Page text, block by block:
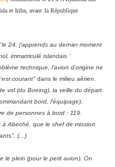
et Iriba, avant la République
le 24, j'apprends au dernier moment
immatriculé islandais '
technique, l'avion d'origine ne
courant" dans le milieu aérien.
vol (du Boeing), la veille du départ.
bord, l'équipage),
de personnes à bord : 119.
Abeché, que le chef de mission
(...)
le plein (pour le petit avion). On